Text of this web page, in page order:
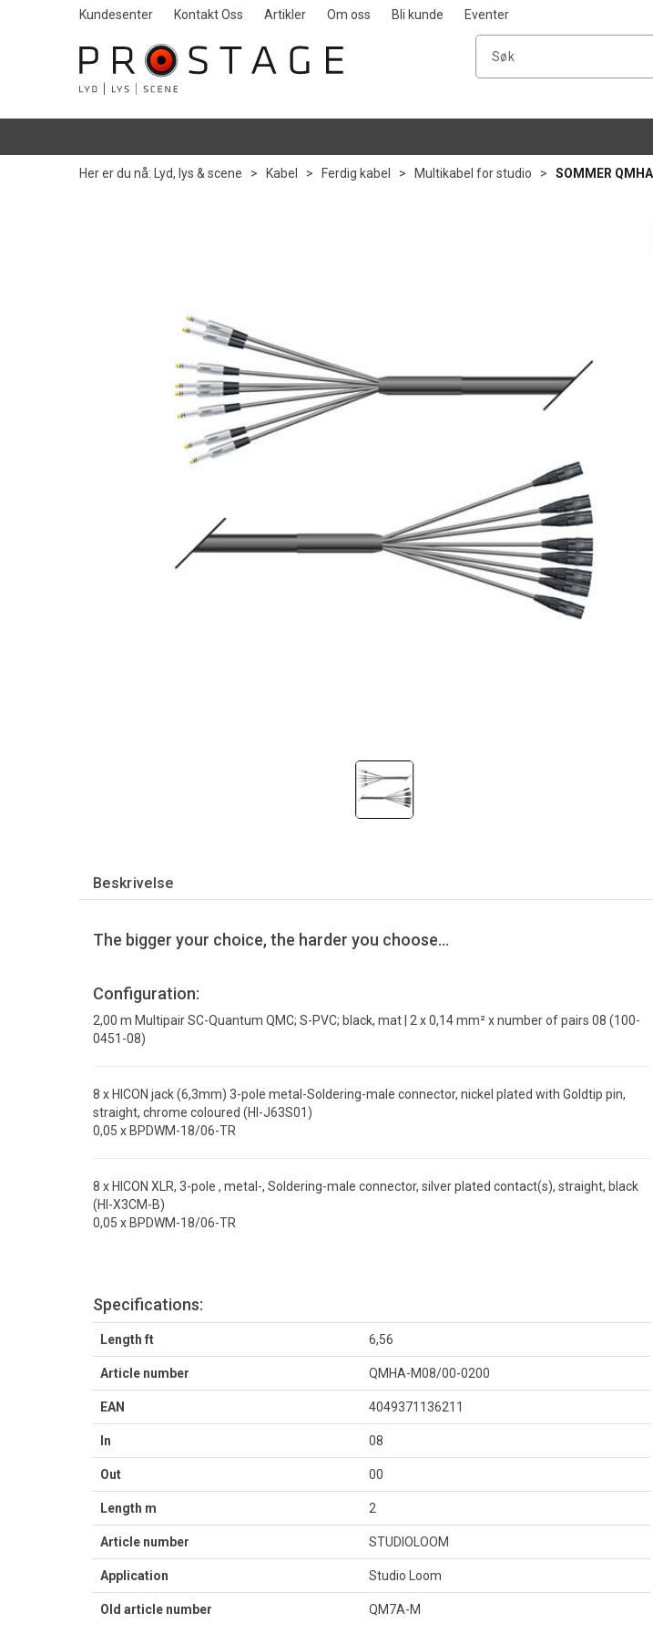
Kundesenter Kontakt Oss Artikler Om oss Bli kunde Eventer
Her er du nå: Lyd, lys & scene > Kabel > Ferdig kabel > Multikabel for studio > SOMMER
Beskrivelse
The bigger your choice, the harder you choose...
Configuration:
2,00 m Multipair SC-Quantum QMC; S-PVC; black, mat | 2 x 0,14 mm² x number of pairs 08 (100-
0451-08)
8 x HICON jack (6,3mm) 3-pole metal-Soldering-male connector, nickel plated with Goldtip pin,
straight, chrome coloured (HI-J63S01)
0,05 x BPDWM-18/06-TR
8 x HICON XLR, 3-pole , metal-, Soldering-male connector, silver plated contact(s), straight, black
(HI-X3CM-B)
0,05 x BPDWM-18/06-TR
Specifications:
Length ft 6,56
Article number QMHA-M08/00-0200
EAN 4049371136211
In 08
Out 00
Length m 2
Article number STUDIOLOOM
Application Studio Loom
Old article number QM7A-M